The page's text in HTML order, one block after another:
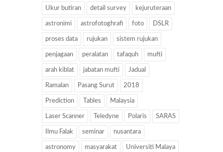
Ukur butiran detail survey kejuruteraan
astronimi astrofotoghrafi foto DSLR
proses data rujukan sistem rujukan
penjagaan peralatan tafaquh mufti
arah kiblat jabatan mufti Jadual
Ramalan Pasang Surut 2018
Prediction Tables Malaysia
Laser Scanner Teledyne Polaris SARAS
Ilmu Falak seminar nusantara
astronomy masyarakat Universiti Malaya